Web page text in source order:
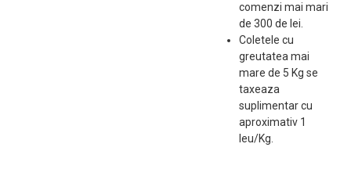
comenzi mai mari
de 300 de lei.
Coletele cu
greutatea mai
mare de 5 Kg se
taxeaza
suplimentar cu
aproximativ 1
leu/Kg.